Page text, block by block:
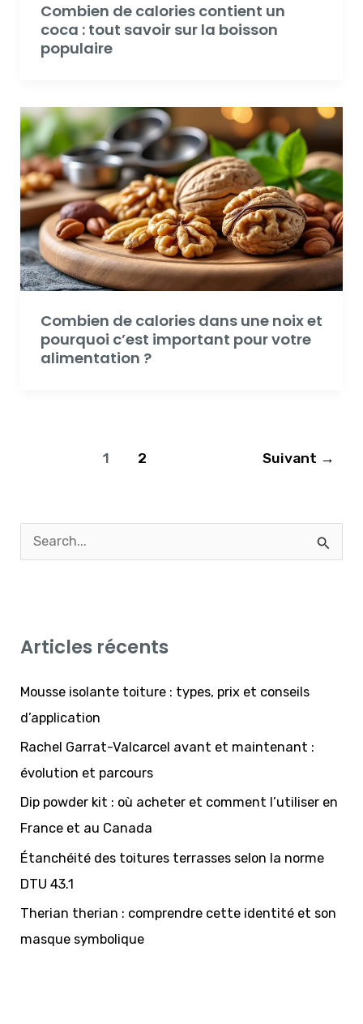
Combien de calories contient un
coca : tout savoir sur la boisson
populaire
Combien de calories dans une noix et
pourquoi c’est important pour votre
alimentation ?
1 2 Suivant →
e
c
h
e
r
:
Articles récents
Mousse isolante toiture : types, prix et conseils
d’application
Rachel Garrat-Valcarcel avant et maintenant :
évolution et parcours
Dip powder kit : où acheter et comment l’utiliser en
France et au Canada
Étanchéité des toitures terrasses selon la norme
DTU 43.1
Therian therian : comprendre cette identité et son
masque symbolique